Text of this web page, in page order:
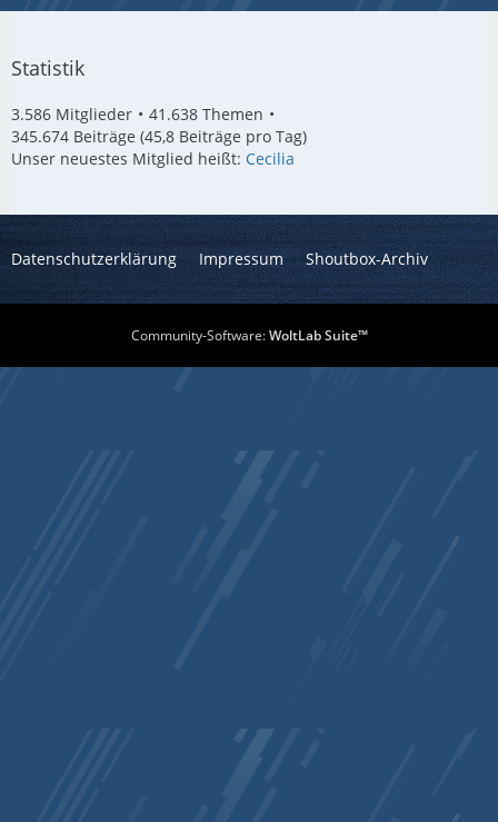
Statistik
3.586 Mitglieder
41.638 Themen
345.674 Beiträge (45,8 Beiträge pro Tag)
Unser neuestes Mitglied heißt: Cecilia
Datenschutzerklärung Impressum Shoutbox-Archiv
Community-Software:WoltLab Suite™